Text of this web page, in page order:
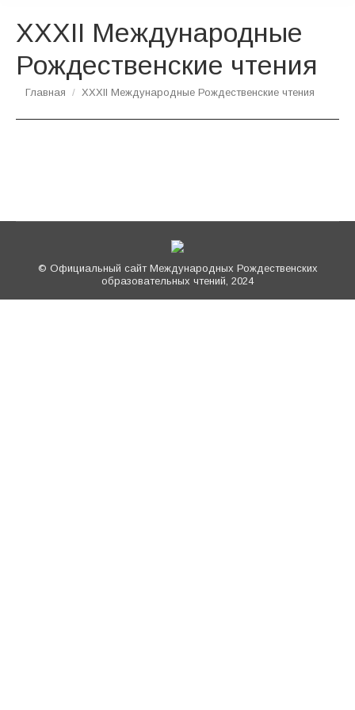
XXХII Международные
Рождественские чтения
Вы здесь:
Главная XXХII Международные Рождественские чтения
© Официальный сайт Международных Рождественских
образовательных чтений, 2024